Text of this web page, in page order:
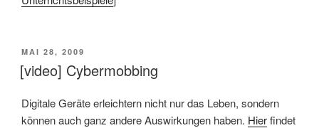
VERÖFFENTLICHT
AM
MAI 28, 2009
[video] Cybermobbing
Digitale Geräte erleichtern nicht nur das Leben, sondern
können auch ganz andere Auswirkungen haben. Hierfindet